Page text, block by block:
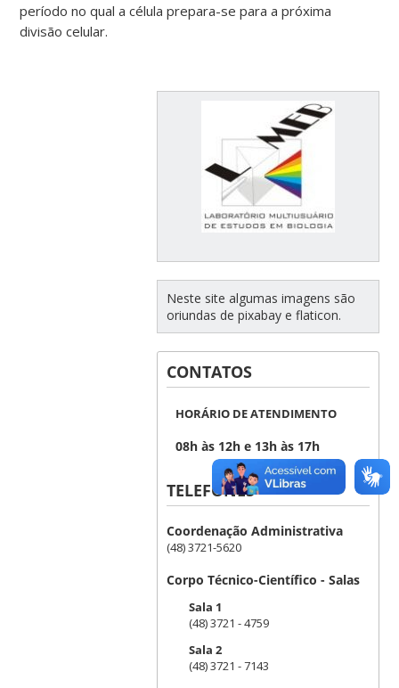
período no qual a célula prepara-se para a próxima
divisão celular.
Neste site algumas imagens são
oriundas de pixabay e flaticon.
CONTATOS
HORÁRIO DE ATENDIMENTO
08h às 12h e 13h às 17h
TELEFONES
Coordenação Administrativa
(48) 3721-5620
Corpo Técnico-Científico - Salas
Sala 1
(48) 3721 - 4759
Sala 2
(48) 3721 - 7143